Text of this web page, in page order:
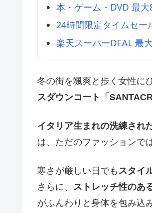
本・ゲーム・DVD 最大
24時間限定タイムセー
楽天スーパーDEAL 最
冬の街を颯爽と歩く女性に
スダウンコート「
イタリア生まれの洗練され
は、ただのファッションで
寒さが厳しい日でも スタイ
さらに、 ストレッチ性のあ
がふんわりと身体を包み込